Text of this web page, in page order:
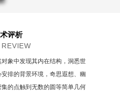
评析
象中发现其内在结构，洞悉世
排的背景环境，奇思遐想、幽
的点触到无数的圆等简单几何